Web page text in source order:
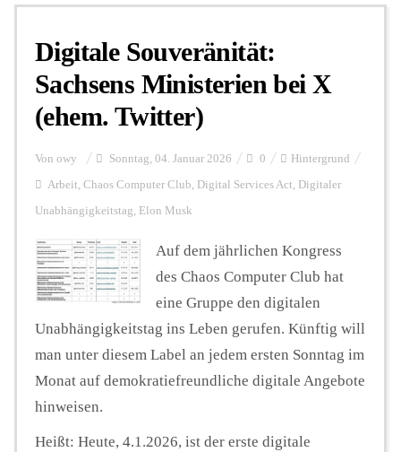
Personalien
Hintergrund
FUNKTURM-Beiträge
Podcast
Seminare
Unterstützen
Digitale Souveränität:
Sachsens Ministerien bei X
(ehem. Twitter)
Von owy Sonntag, 04. Januar 2026 0 Hintergrund
Arbeit, Chaos Computer Club, Digital Services Act, Digitaler
Unabhängigkeitstag, Elon Musk
Auf dem jährlichen Kongress
des Chaos Computer Club hat
eine Gruppe den digitalen
Unabhängigkeitstag ins Leben gerufen. Künftig will
man unter diesem Label an jedem ersten Sonntag im
Monat auf demokratiefreundliche digitale Angebote
hinweisen.
Heißt: Heute, 4.1.2026, ist der erste digitale